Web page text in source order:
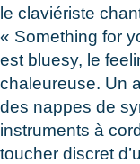
le claviériste
« Something for
est bluesy, le
chaleureuse. Un
des nappes de
instruments à
toucher discret